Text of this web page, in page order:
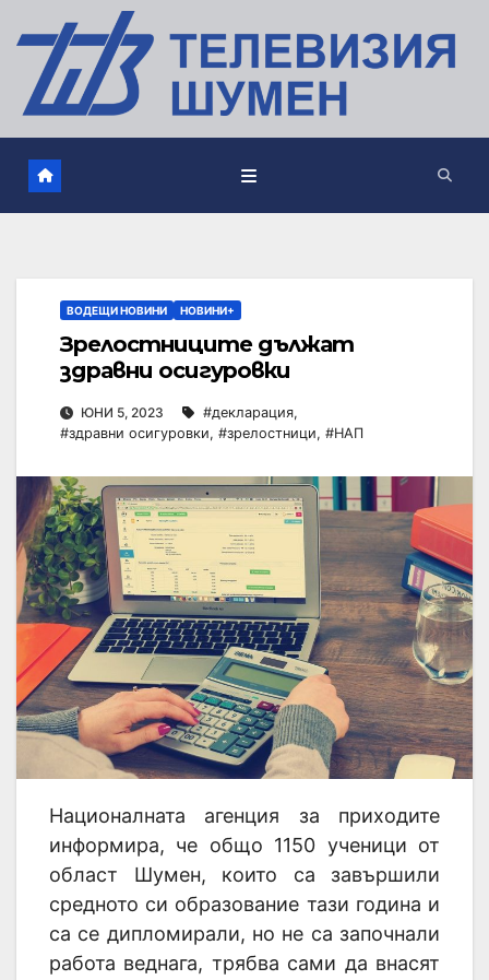
ВОДЕЩИ НОВИНИ НОВИНИ+
Зрелостниците дължат
здравни осигуровки
ЮНИ 5, 2023 #декларация,
#здравни осигуровки, #зрелостници, #НАП
Националната агенция за приходите
информира, че общо 1150 ученици от
област Шумен, които са завършили
средното си образование тази година и
са се дипломирали, но не са започнали
работа веднага, трябва сами да внасят